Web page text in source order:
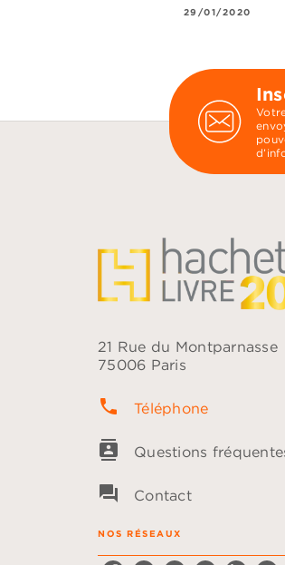
29/01/2020
21 Rue du Montparnasse
75006 Paris
phone Téléphone
contacts Questions
question_answer Contact
NOS RÉSEAUX